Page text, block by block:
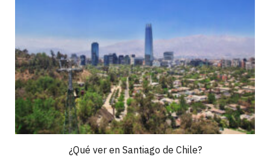
¿Qué ver en Santiago de Chile?